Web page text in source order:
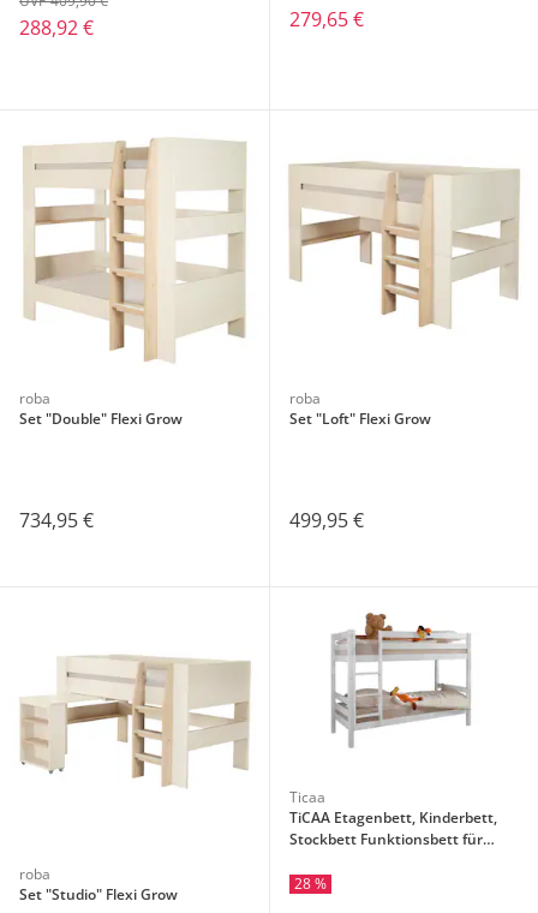
288,92 € 279,65 €
roba
Set "Double" Flexi Grow
734,95 €
roba
Set "Loft" Flexi Grow
499,95 €
roba
Set "Studio" Flexi Grow
Ticaa
TiCAA Etagenbett, Kinderbett,
Stockbett Funktionsbett für
Liegeflächen teilbar aus Buche
28 %